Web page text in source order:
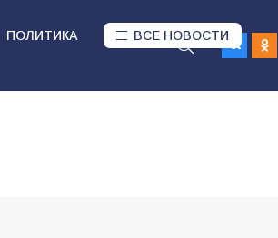
ПОЛИТИКА ВСЕ НОВОСТИ